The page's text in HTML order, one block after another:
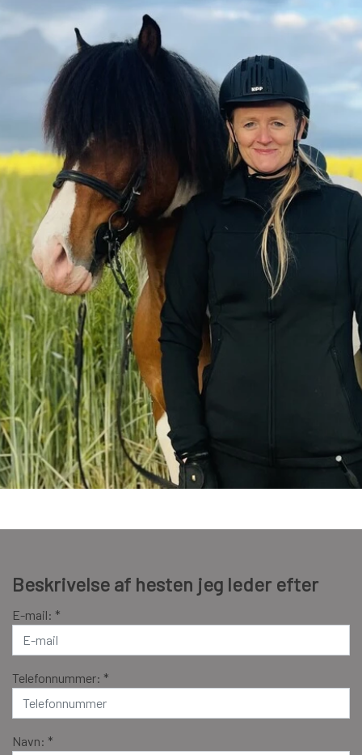
Beskrivelse af hesten jeg leder efter
E-mail: *
Telefonnummer: *
Navn: *